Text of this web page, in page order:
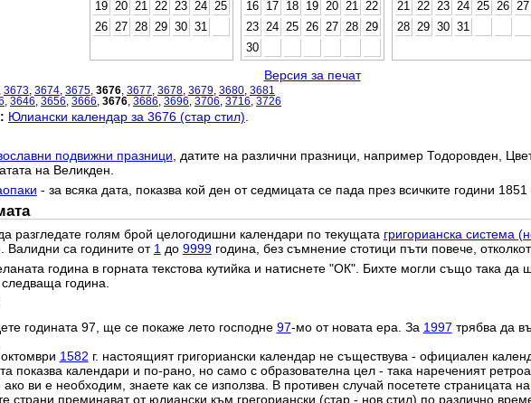
19
20 21 22 23 24
25
26
27 28 29 30 31
16
17 18 19 20 21
22
23
24 25 26 27 28
29
30
21
22 23 24 25 26
27
28
29 30 31
Версия за печат
3673 3674 3675 3676 3677 3678 3679 3680 3681
3646 3656 3666 3676 3686 3696 3706 3716 3726
Юлиански календар за 3676 (стар стил)
подвижни празници , датите на различни празници, например Тодоровден,
на Великден.
- за всяка дата, показва кой ден от седмицата се пада през всичките години 1851
разгледате голям брой целогодишни календари по текущата григорианска система
Валидни са годините от 1до 9999година, без съмнение стотици пъти повече,
година в горната текстова кутийка и натиснете "ОК". Бихте могли също така да
година.
годината 97, ще се покаже лето господне 97-мо от новата ера. За 1997 трябва да
1582 г. настоящият григориански календар не съществува - официален
показва календари и по-рано, но само с образователна цел - така нареченият
ако ви е необходим, знаете как се използва. В противен случай посетете страницата на
страни преминават от юлиански към грегориански (стар - нов стил) по различно